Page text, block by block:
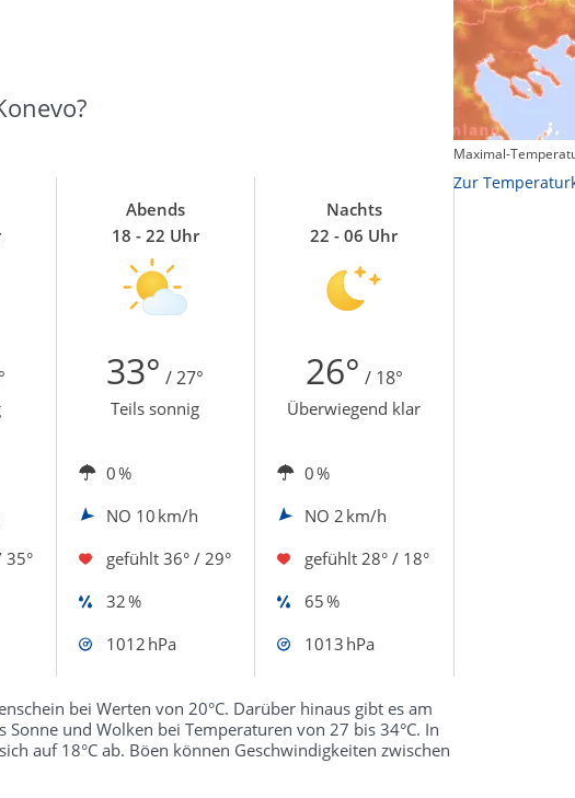
Abends
18 - 22 Uhr
Nachts
22 - 06 Uhr
33° / 27° 26° / 18°
Teils sonnig Überwiegend klar
0 %
0 %
NO 10 km/h NO 2 km/h
35° gefühlt 36° / 29° gefühlt 28° / 18°
32 %
65 %
1012 hPa 1013 hPa
bei Werten von 20°C. Darüber hinaus gibt es am
und Wolken bei Temperaturen von 27 bis 34°C. In
auf 18°C ab. Böen können Geschwindigkeiten zwischen
Maximal-
Zur